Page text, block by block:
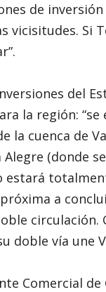
de
vicisitudes. Si
del
la región:
la cuenca de
(donde
a
doble vía une
Comercial